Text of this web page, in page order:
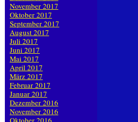
November 2017
Oktober 2017
September 2017
August 2017
Juli 2017
Juni 2017
Mai 2017
April 2017
März 2017
Februar 2017
Januar 2017
Dezember 2016
November 2016
Oktober 2016